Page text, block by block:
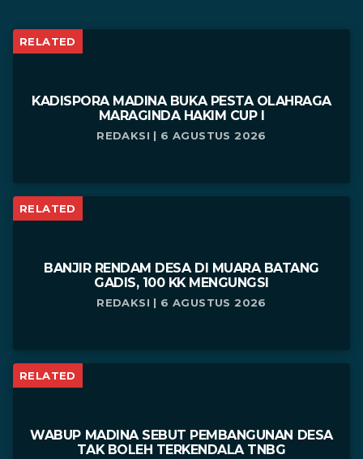
RELATED
KADISPORA MADINA BUKA PESTA OLAHRAGA
MARAGINDA HAKIM CUP I
REDAKSI | 6 AGUSTUS 2026
RELATED
BANJIR RENDAM DESA DI MUARA BATANG
GADIS, 100 KK MENGUNGSI
REDAKSI | 6 AGUSTUS 2026
RELATED
WABUP MADINA SEBUT PEMBANGUNAN DESA
TAK BOLEH TERKENDALA TNBG